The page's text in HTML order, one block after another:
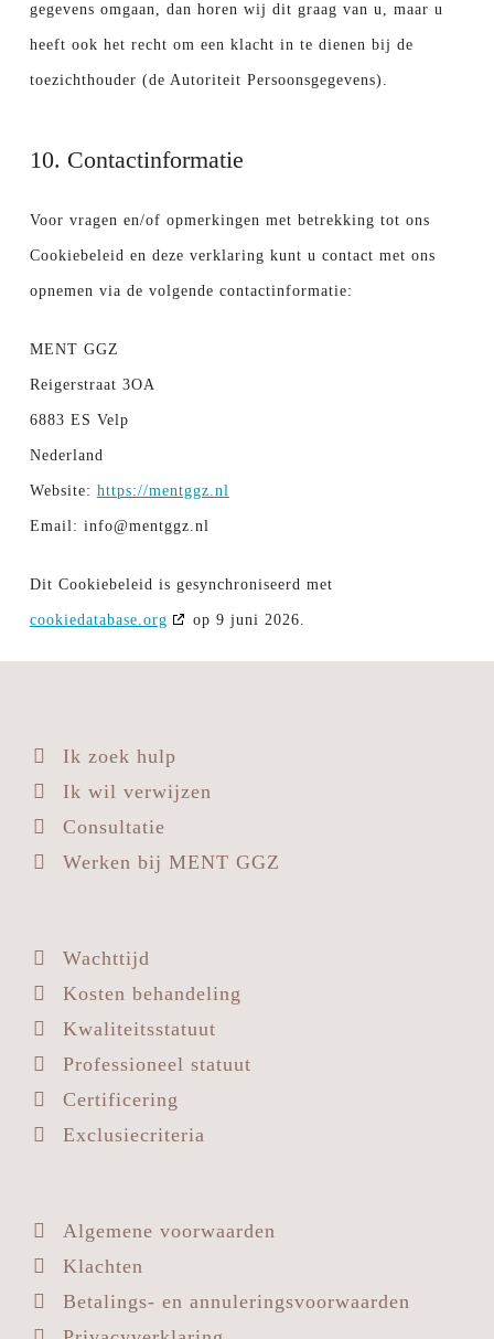
gegevens omgaan, dan horen wij dit graag van u, maar u
heeft ook het recht om een klacht in te dienen bij de
toezichthouder (de Autoriteit Persoonsgegevens).
10. Contactinformatie
Voor vragen en/of opmerkingen met betrekking tot ons
Cookiebeleid en deze verklaring kunt u contact met ons
opnemen via de volgende contactinformatie:
MENT GGZ
Reigerstraat 3OA
6883 ES Velp
Nederland
Website: https://mentggz.nl
Email: info@mentggz.nl
Dit Cookiebeleid is gesynchroniseerd met
cookiedatabase.org op 9 juni 2026.
Ik zoek hulp
Ik wil verwijzen
Consultatie
Werken bij MENT GGZ
Wachttijd
Kosten behandeling
Kwaliteitsstatuut
Professioneel statuut
Certificering
Exclusiecriteria
Algemene voorwaarden
Klachten
Betalings- en annuleringsvoorwaarden